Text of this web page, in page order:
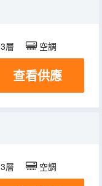
3層 空調
查看供應
3層 空調